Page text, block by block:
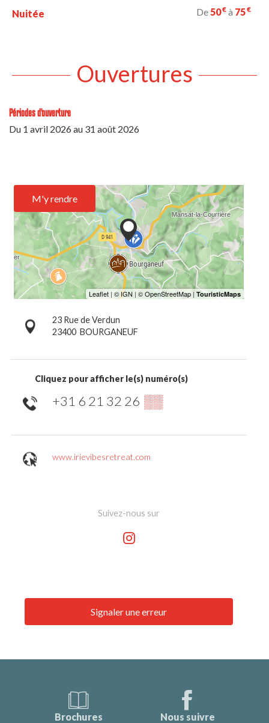
Nuitée De 50€ à 75€
Ouvertures
Périodes d'ouverture
Du 1 avril 2026au 31 août 2026
M'y rendre
23 Rue de Verdun
23400 BOURGANEUF
Cliquez pour afficher le(s) numéro(s)
+31 6 21 32 26 ▒▒
www.irievibesretreat.com
Suivez-nous sur
Signaler une erreur
Brochures Nous suivre